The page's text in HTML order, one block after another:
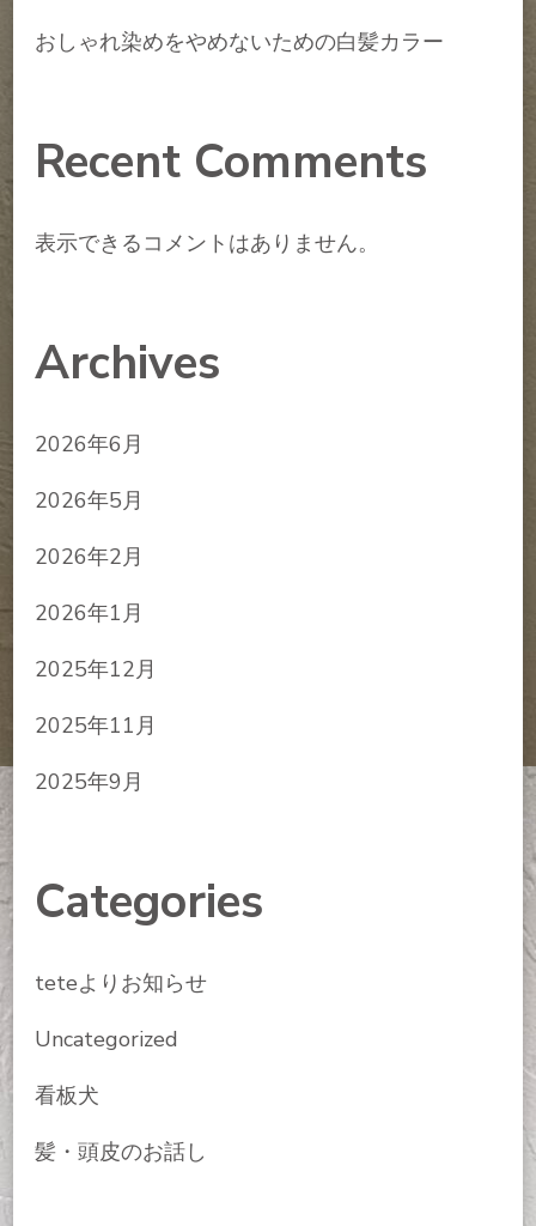
おしゃれ染めをやめないための白髪カラー
Recent Comments
表示できるコメントはありません。
Archives
2026年6月
2026年5月
2026年2月
2026年1月
2025年12月
2025年11月
2025年9月
Categories
teteよりお知らせ
Uncategorized
看板犬
髪・頭皮のお話し